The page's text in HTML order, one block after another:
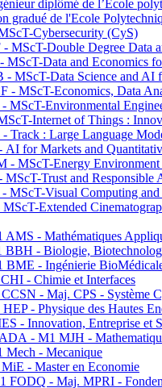
diplômé de l’École
gradué de l'Ecole
Cybersecurity (CyS)
MScT-Double Degree Data
MScT-Data and Economics
MScT-Data Science and AI
- MScT-Economics, Data
MScT-Environmental
Internet of Things :
Track : Large Language
AI for Markets and
- MScT-Energy
Trust and Responsible
MScT-Visual Computing
Extended
- Mathématiques
- Biologie,
- Ingénierie
- Chimie et Interfaces
- Maj. CPS - Système
- Physique des Hautes
- Innovation, Entreprise et
- M1 MJH -
- Mecanique
- Master en Economie
FODQ - Maj. MPRI -